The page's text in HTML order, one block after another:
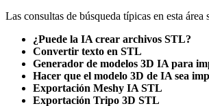
Las consultas de búsqueda típicas en esta área
¿Puede la IA crear archivos STL?
Convertir texto en STL
Generador de modelos 3D IA para
Hacer que el modelo 3D de IA sea
Exportación Meshy IA STL
Exportación Tripo 3D STL